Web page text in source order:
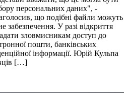
персональних даних", -
що подібні файли можуть
забезпечення. У разі відкриття
зловмисникам доступ до
пошти, банківських
інформації. Юрій Кульпа
[…]